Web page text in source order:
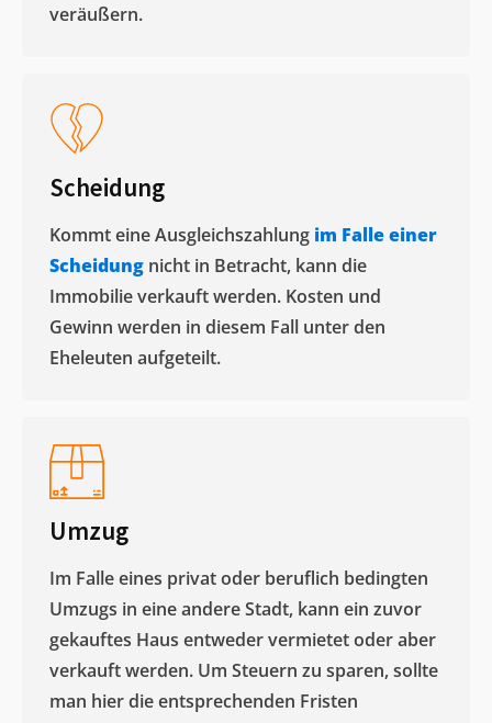
veräußern. ​
Scheidung
Kommt eine Ausgleichszahlung im Falle einer
Scheidung nicht in Betracht, kann die
Immobilie verkauft werden. Kosten und
Gewinn werden in diesem Fall unter den
Eheleuten aufgeteilt.​
Umzug
Im Falle eines privat oder beruflich bedingten
Umzugs in eine andere Stadt, kann ein zuvor
gekauftes Haus entweder vermietet oder aber
verkauft werden. Um Steuern zu sparen, sollte
man hier die entsprechenden Fristen